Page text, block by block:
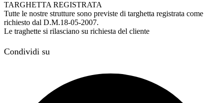
TARGHETTA REGISTRATA
Tutte le nostre strutture sono previste di targhetta registrata come
richiesto dal D.M.18-05-2007.
Le traghette si rilasciano su richiesta del cliente
Condividi su